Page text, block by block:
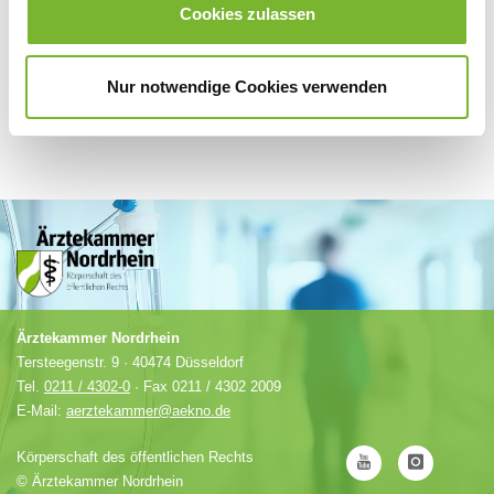
Cookies zulassen
Nur notwendige Cookies verwenden
Ärztekammer Nordrhein
Tersteegenstr. 9 · 40474 Düsseldorf
Tel. 0211 / 4302-0 · Fax 0211 / 4302 2009
E-Mail: aerztekammer@aekno.de
Körperschaft des öffentlichen Rechts
© Ärztekammer Nordrhein